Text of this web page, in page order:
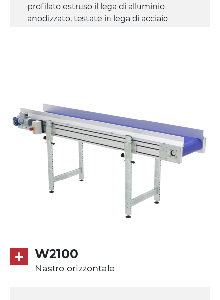
profilato estruso il lega di alluminio
anodizzato, testate in lega di acciaio
Supporti di sostegno
cannocchiali e snodi in acciaio zincato
(angolo di regolazione da 0°÷55°)
gambe in tubolare in metallo zincato,
ruote pivottanti con/senza freno (2+2)
Tappeto
PU superficie blue opaco
diretta in traino (lato sinistro), motore
asincrono trifase multi tensione
230/400Vac-50Hz-3F
W2100
Nastro orizzontale